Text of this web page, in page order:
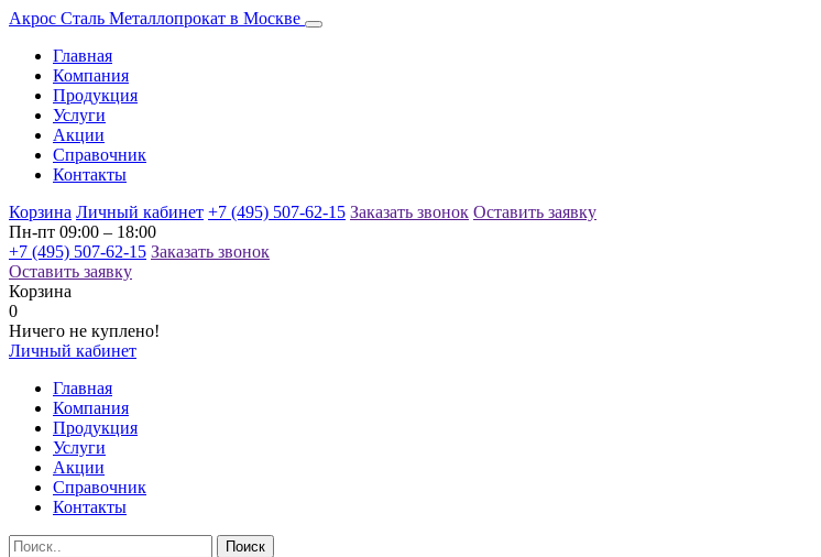
Акрос Сталь Металлопрокат в Москве
Главная
Компания
Продукция
Услуги
Акции
Справочник
Контакты
Корзина Личный кабинет +7 (495) 507-62-15 Заказать звонок Оставить заявку
Пн-пт 09:00 – 18:00
+7 (495) 507-62-15 Заказать звонок
Оставить заявку
Корзина
0
Ничего не куплено!
Личный кабинет
Главная
Компания
Продукция
Услуги
Акции
Справочник
Контакты